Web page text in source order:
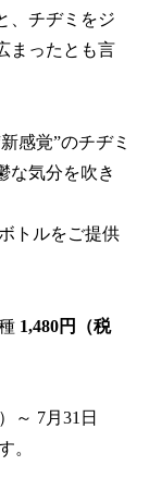
、チヂミをジ
まったとも言
感覚”のチヂミ
な気分を吹き
トルをご提供
1,480円（税
～ 7月31日
。